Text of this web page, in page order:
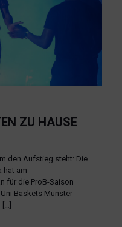
ZU HAUSE
den Aufstieg steht: Die
hat am
für die ProB-Saison
Baskets Münster
[…]